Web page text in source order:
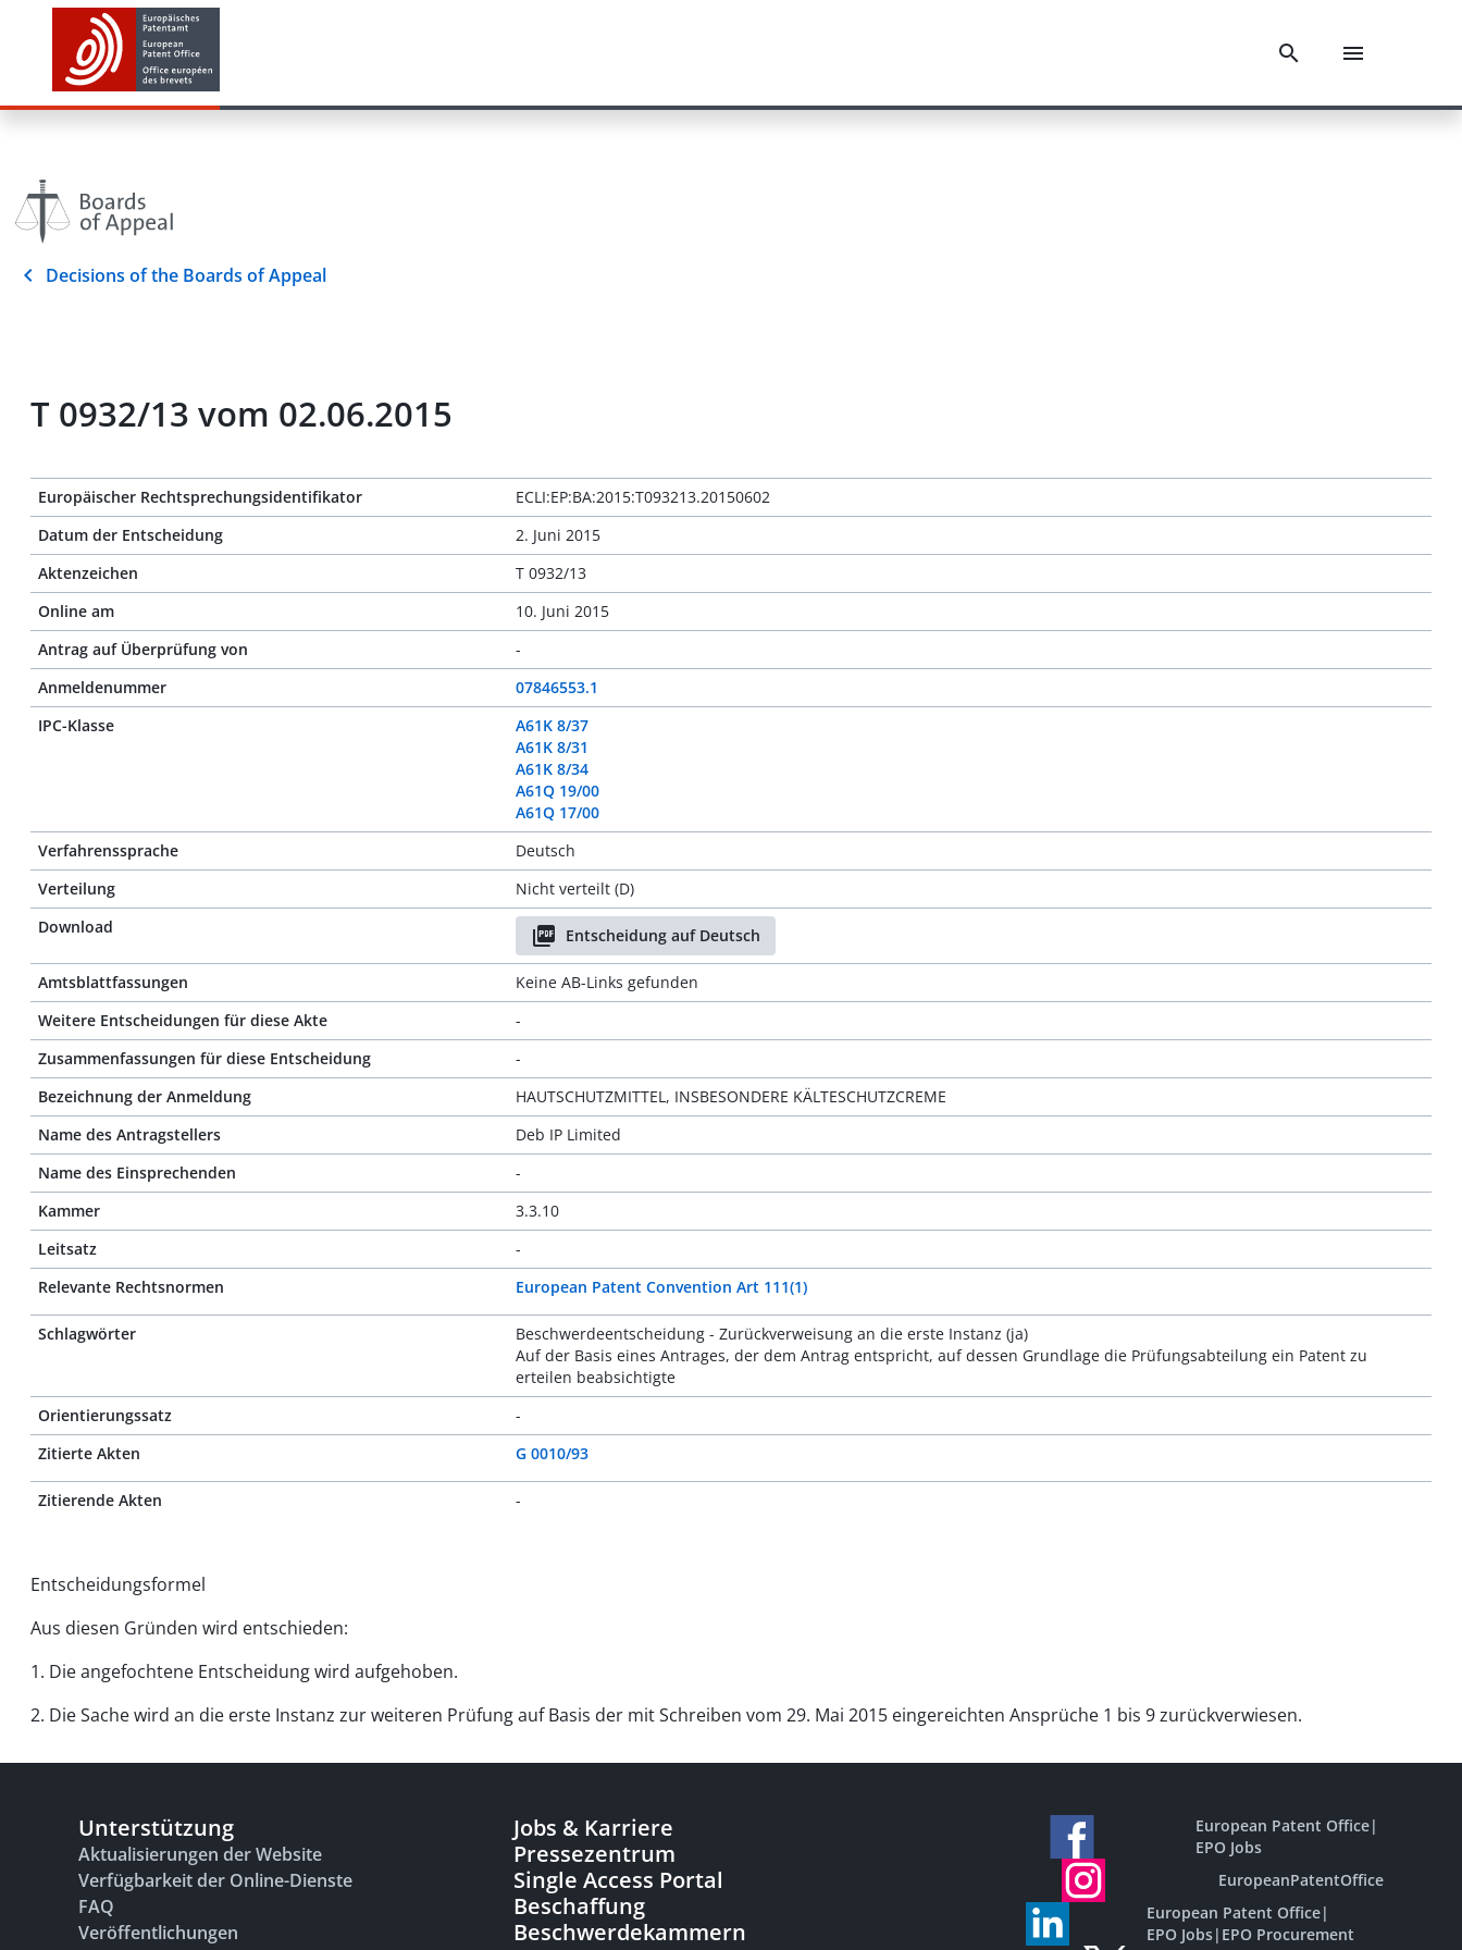
Decisions of the Boards of Appeal
T 0932/13 vom 02.06.2015
Europäischer Rechtsprechungsidentifikator
ECLI:EP:BA:2015:T093213.20150602
Datum der Entscheidung
2. Juni 2015
Aktenzeichen
T 0932/13
Online am
10. Juni 2015
Antrag auf Überprüfung von
-
Anmeldenummer
07846553.1
IPC-Klasse
A61K 8/37
A61K 8/31
A61K 8/34
A61Q 19/00
A61Q 17/00
Verfahrenssprache
Deutsch
Verteilung
Nicht verteilt (D)
Download
Entscheidung auf Deutsch
Amtsblattfassungen
Keine AB-Links gefunden
Weitere Entscheidungen für diese Akte
-
Zusammenfassungen für diese Entscheidung
-
Bezeichnung der Anmeldung
HAUTSCHUTZMITTEL, INSBESONDERE KÄLTESCHUTZCREME
Name des Antragstellers
Deb IP Limited
Name des Einsprechenden
-
Kammer
3.3.10
Leitsatz
-
Relevante Rechtsnormen
European Patent Convention Art 111(1)
Schlagwörter
Beschwerdeentscheidung - Zurückverweisung an die erste Instanz (ja)
Auf der Basis eines Antrages, der dem Antrag entspricht, auf dessen Grundlage die Prüfungsabteilung ein Patent zu
erteilen beabsichtigte
Orientierungssatz
-
Zitierte Akten
G 0010/93
Zitierende Akten -
Entscheidungsformel
Aus diesen Gründen wird entschieden:
1. Die angefochtene Entscheidung wird aufgehoben.
2. Die Sache wird an die erste Instanz zur weiteren Prüfung auf Basis der mit Schreiben vom 29. Mai 2015 eingereichten Ansprüche 1 bis 9 zurückverwiesen.
Unterstützung
Aktualisierungen der Website
Verfügbarkeit der Online-Dienste
FAQ
Veröffentlichungen
Jobs & Karriere
Pressezentrum
Single Access Portal
Beschaffung
Beschwerdekammern
European Patent Office|
EPO Jobs
EuropeanPatentOffice
European Patent Office|
EPO Jobs| EPO Procurement